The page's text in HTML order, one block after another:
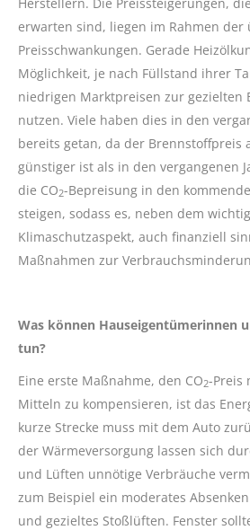
erwarten sind, liegen im Rahmen der
Preisschwankungen. Gerade
Möglichkeit, je nach Füllstand ihrer
niedrigen Marktpreisen zur gezielten
nutzen. Viele haben dies in den
bereits getan, da der Brennstoffpreis
günstiger ist als in den vergangenen
die CO2-Bepreisung in den
steigen, sodass es, neben dem
Klimaschutzaspekt, auch finanziell
Maßnahmen zur
Was können Hauseigentümerinnen
tun?
Eine erste Maßnahme, den CO2-Preis
Mitteln zu kompensieren, ist das
kurze Strecke muss mit dem Auto
der Wärmeversorgung lassen sich
und Lüften unnötige Verbräuche
zum Beispiel ein moderates
und gezieltes Stoßlüften. Fenster